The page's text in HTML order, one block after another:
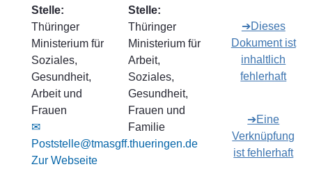
Stelle:
Thüringer
Ministerium für
Soziales,
Gesundheit,
Arbeit und
Frauen
✉
Poststelle@tmasgff.thueringen.de
Zur Webseite
Stelle:
Thüringer
Ministerium für
Arbeit,
Soziales,
Gesundheit,
Frauen und
Familie
➔Dieses
Dokument ist
inhaltlich
fehlerhaft
➔Eine
Verknüpfung
ist fehlerhaft